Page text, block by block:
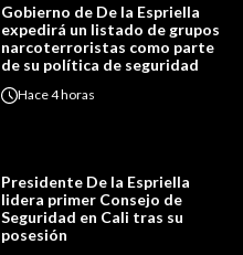
Gobierno de De la Espriella
expedirá un listado de grupos
narcoterroristas como parte
de su política de seguridad
Hace4 horas
Presidente De la Espriella
lidera primer Consejo de
Seguridad en Cali tras su
posesión